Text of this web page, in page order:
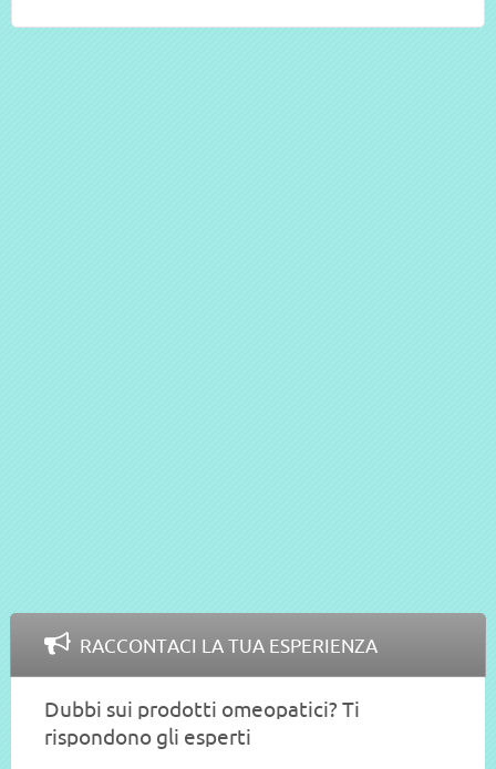
RACCONTACI LA TUA ESPERIENZA
Dubbi sui prodotti omeopatici? Ti
rispondono gli esperti